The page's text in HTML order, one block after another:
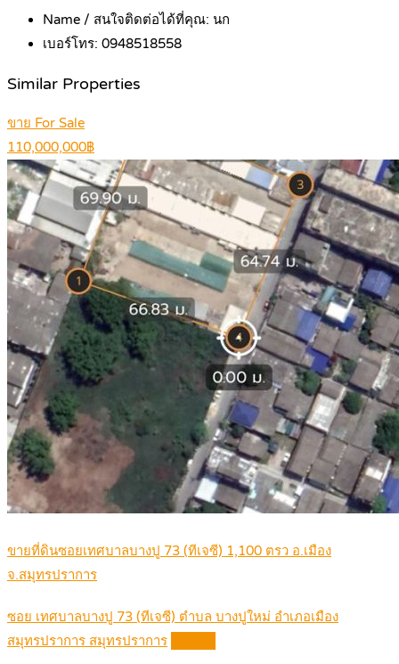
Name / สนใจติดต่อได้ที่คุณ: นก
เบอร์โทร: 0948518558
Similar Properties
ขาย For Sale
110,000,000฿
ขายที่ดินซอยเทศบาลบางปู 73 (ทีเจซี) 1,100 ตรว อ.เมือง
จ.สมุทรปราการ
ซอย เทศบาลบางปู 73 (ทีเจซี) ตำบล บางปูใหม่ อำเภอเมือง
สมุทรปราการ สมุทรปราการ